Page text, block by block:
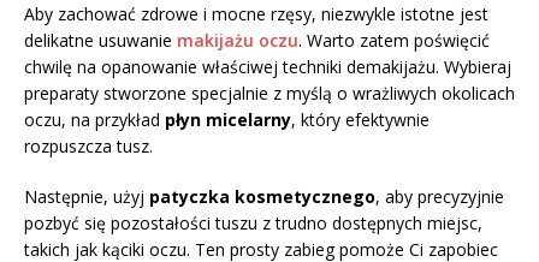
Aby zachować zdrowe i mocne rzęsy, niezwykle istotne jest
delikatne usuwanie makijażu oczu. Warto zatem poświęcić
chwilę na opanowanie właściwej techniki demakijażu. Wybieraj
preparaty stworzone specjalnie z myślą o wrażliwych okolicach
oczu, na przykład płyn micelarny, który efektywnie
rozpuszcza tusz.
Następnie, użyj patyczka kosmetycznego, aby precyzyjnie
pozbyć się pozostałości tuszu z trudno dostępnych miejsc,
takich jak kąciki oczu. Ten prosty zabieg pomoże Ci zapobiec